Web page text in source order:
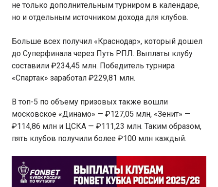
не только дополнительным турниром в календаре,
но и отдельным источником дохода для клубов.
Больше всех получил «Краснодар», который дошел
до Суперфинала через Путь РПЛ. Выплаты клубу
составили ₽234,45 млн. Победитель турнира
«Спартак» заработал ₽229,81 млн.
В топ-5 по объему призовых также вошли
московское «Динамо» — ₽127,05 млн, «Зенит» —
₽114,86 млн и ЦСКА — ₽111,23 млн. Таким образом,
пять клубов получили более ₽100 млн каждый.